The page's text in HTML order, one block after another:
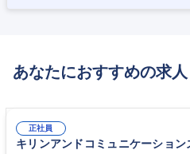
あなたにおすすめの求人
正社員
キリンアンドコミュニケーション